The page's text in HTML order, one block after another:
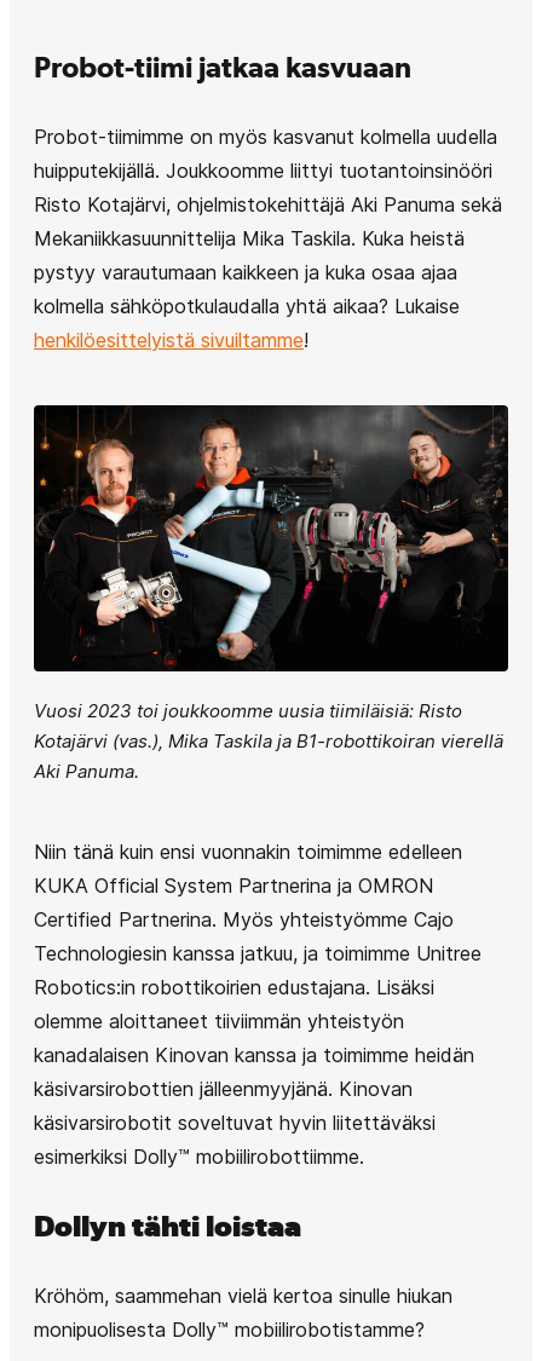
Probot-tiimi jatkaa kasvuaan
Probot-tiimimme on myös kasvanut kolmella uudella
huipputekijällä. Joukkoomme liittyi tuotantoinsinööri
Risto Kotajärvi, ohjelmistokehittäjä Aki Panuma sekä
Mekaniikkasuunnittelija Mika Taskila. Kuka heistä
pystyy varautumaan kaikkeen ja kuka osaa ajaa
kolmella sähköpotkulaudalla yhtä aikaa? Lukaise
henkilöesittelyistä sivuiltamme!
Vuosi 2023 toi joukkoomme uusia tiimiläisiä: Risto
Kotajärvi (vas.), Mika Taskila ja B1-robottikoiran vierellä
Aki Panuma.
Niin tänä kuin ensi vuonnakin toimimme edelleen
KUKA Official System Partnerina ja OMRON
Certified Partnerina. Myös yhteistyömme Cajo
Technologiesin kanssa jatkuu, ja toimimme Unitree
Robotics:in robottikoirien edustajana. Lisäksi
olemme aloittaneet tiiviimmän yhteistyön
kanadalaisen Kinovan kanssa ja toimimme heidän
käsivarsirobottien jälleenmyyjänä. Kinovan
käsivarsirobotit soveltuvat hyvin liitettäväksi
esimerkiksi Dolly™ mobiilirobottiimme.
Dollyn tähti loistaa
Kröhöm, saammehan vielä kertoa sinulle hiukan
monipuolisesta Dolly™ mobiilirobotistamme?